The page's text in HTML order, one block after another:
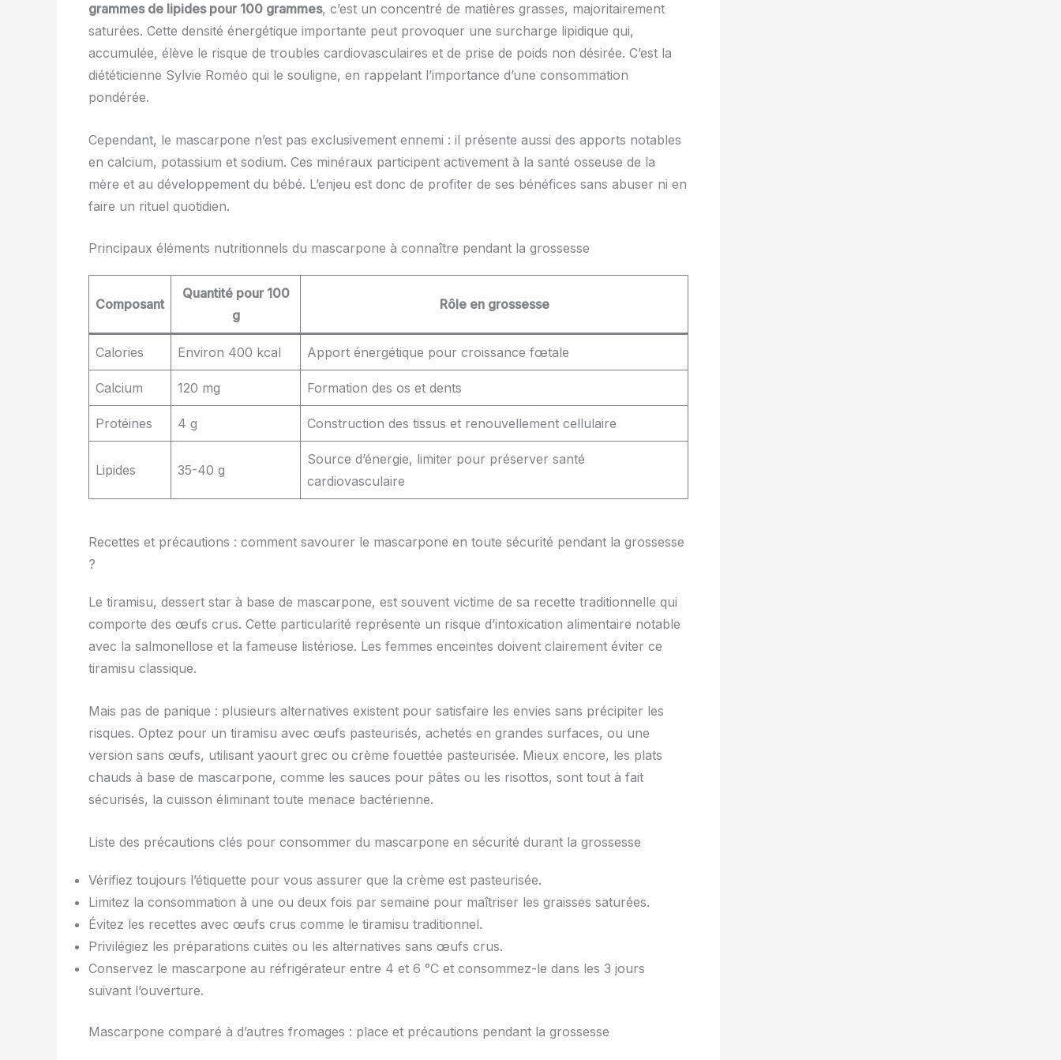
grammes de lipides pour 100 grammes, c’est un concentré de matières grasses, majoritairement
saturées. Cette densité énergétique importante peut provoquer une surcharge lipidique qui,
accumulée, élève le risque de troubles cardiovasculaires et de prise de poids non désirée. C’est la
diététicienne Sylvie Roméo qui le souligne, en rappelant l’importance d’une consommation
pondérée.
Cependant, le mascarpone n’est pas exclusivement ennemi : il présente aussi des apports notables
en calcium, potassium et sodium. Ces minéraux participent activement à la santé osseuse de la
mère et au développement du bébé. L’enjeu est donc de profiter de ses bénéfices sans abuser ni en
faire un rituel quotidien.
Principaux éléments nutritionnels du mascarpone à connaître pendant la grossesse
Composant
Quantité pour 100
g
Rôle en grossesse
Calories Environ 400 kcal Apport énergétique pour croissance fœtale
Calcium 120 mg Formation des os et dents
Protéines 4 g Construction des tissus et renouvellement cellulaire
Lipides 35-40 g
Source d’énergie, limiter pour préserver santé
cardiovasculaire
Recettes et précautions : comment savourer le mascarpone en toute sécurité pendant la grossesse
?
Le tiramisu, dessert star à base de mascarpone, est souvent victime de sa recette traditionnelle qui
comporte des œufs crus. Cette particularité représente un risque d’intoxication alimentaire notable
avec la salmonellose et la fameuse listériose. Les femmes enceintes doivent clairement éviter ce
tiramisu classique.
Mais pas de panique : plusieurs alternatives existent pour satisfaire les envies sans précipiter les
risques. Optez pour un tiramisu avec œufs pasteurisés, achetés en grandes surfaces, ou une
version sans œufs, utilisant yaourt grec ou crème fouettée pasteurisée. Mieux encore, les plats
chauds à base de mascarpone, comme les sauces pour pâtes ou les risottos, sont tout à fait
sécurisés, la cuisson éliminant toute menace bactérienne.
Liste des précautions clés pour consommer du mascarpone en sécurité durant la grossesse
Vérifiez toujours l’étiquette pour vous assurer que la crème est pasteurisée.
Limitez la consommation à une ou deux fois par semaine pour maîtriser les graisses saturées.
Évitez les recettes avec œufs crus comme le tiramisu traditionnel.
Privilégiez les préparations cuites ou les alternatives sans œufs crus.
Conservez le mascarpone au réfrigérateur entre 4 et 6 °C et consommez-le dans les 3 jours
suivant l’ouverture.
Mascarpone comparé à d’autres fromages : place et précautions pendant la grossesse